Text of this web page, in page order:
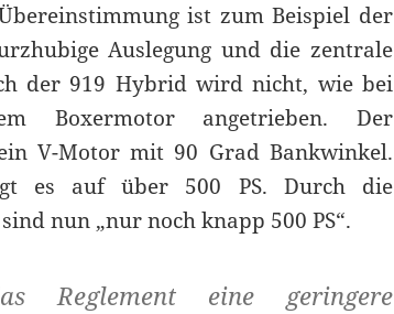
ist zum Beispiel der
Auslegung und die zentrale
der 919 Hybrid wird nicht, wie bei
Boxermotor angetrieben. Der
V-Motor mit 90 Grad Bankwinkel.
es auf über 500 PS. Durch die
nun „nur noch knapp 500 PS“.
Reglement eine geringere